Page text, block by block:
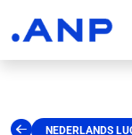
NEDERLANDS